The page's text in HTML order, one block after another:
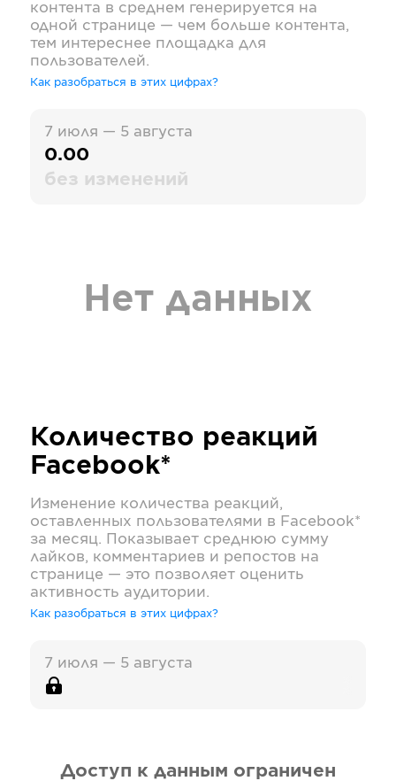
контента в среднем генерируется на
одной странице — чем больше контента,
тем интереснее площадка для
пользователей.
Как разобраться в этих цифрах?
7 июля — 5 августа
0.00
без изменений
Нет данных
Количество реакций
Facebook*
Изменение количества реакций,
оставленных пользователями в Facebook*
за месяц. Показывает среднюю сумму
лайков, комментариев и репостов на
странице — это позволяет оценить
активность аудитории.
Как разобраться в этих цифрах?
7 июля — 5 августа
Доступ к данным ограничен